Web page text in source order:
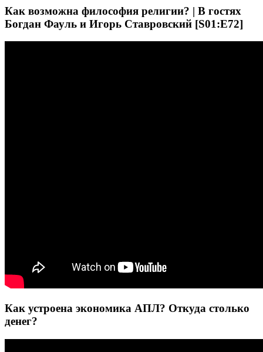
Как возможна философия религии? | В гостях
Богдан Фауль и Игорь Ставровский [S01:E72]
Как устроена экономика АПЛ? Откуда столько
денег?